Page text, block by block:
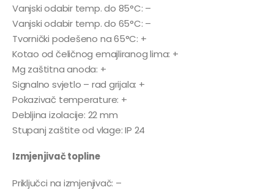
Vanjski odabir temp. do 85°C: –
Vanjski odabir temp. do 65°C: –
Tvornički podešeno na 65°C: +
Kotao od čeličnog emajliranog lima: +
Mg zaštitna anoda: +
Signalno svjetlo – rad grijala: +
Pokazivač temperature: +
Debljina izolacije: 22 mm
Stupanj zaštite od vlage: IP 24
Izmjenjivač topline
Priključci na izmjenjivač: –